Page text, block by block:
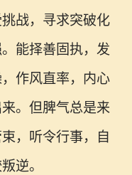
战，寻求突破化
能择善固执，发
作风直率，内心
。但脾气总是来
，听令行事，自
逆。